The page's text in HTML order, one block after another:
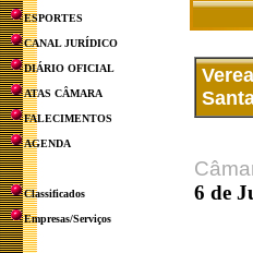
ESPORTES
CANAL JURÍDICO
DIÁRIO OFICIAL
ATAS CÂMARA
FALECIMENTOS
AGENDA
Classificados
Empresas/Serviços
6 de